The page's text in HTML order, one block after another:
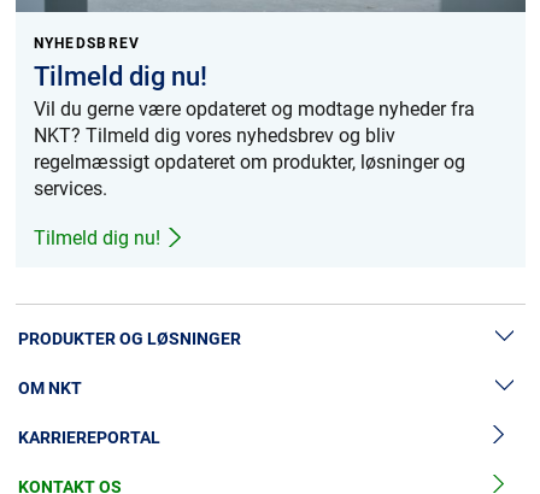
NYHEDSBREV
Tilmeld dig nu!
Vil du gerne være opdateret og modtage nyheder fra
NKT? Tilmeld dig vores nyhedsbrev og bliv
regelmæssigt opdateret om produkter, løsninger og
services.
Tilmeld dig nu!
PRODUKTER OG LØSNINGER
Lavspændingskabler
Mellemspændingskabler
Højspændingskabelløsninger
OM NKT
Nyheder & Presse
Vores historie
KARRIEREPORTAL
KONTAKT OS